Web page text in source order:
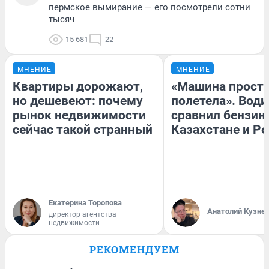
пермское вымирание — его посмотрели сотни
тысяч
15 681 22
МНЕНИЕ
Квартиры дорожают,
но дешевеют: почему
рынок недвижимости
сейчас такой странный
Екатерина Торопова
директор агентства
недвижимости
МНЕНИЕ
«Машина
полетела».
сравнил бензин
Казахстане и
Анатолий
РЕКОМЕНДУЕМ